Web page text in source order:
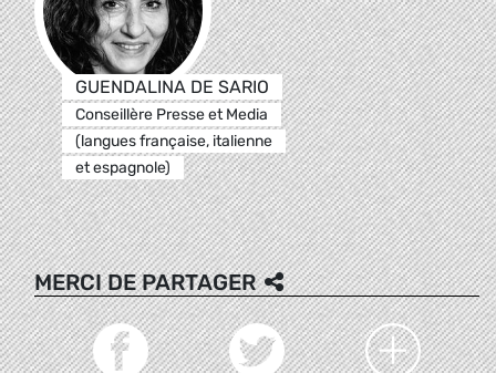
GUENDALINA DE SARIO
Conseillère Presse et Media
(langues française, italienne
et espagnole)
MERCI DE PARTAGER